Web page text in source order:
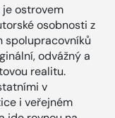
je ostrovem
osobnosti z
spolupracovníků
odvážný a
realitu.
v
i veřejném